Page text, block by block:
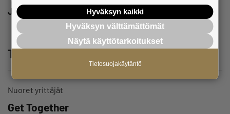
Jaa
Tutustu myös näihin tapahtumiin
Nuoret yrittäjät
Get Together
Hyväksyn kaikki
Hyväksyn välttämättömät
Näytä käyttötarkoitukset
Tietosuojakäytäntö